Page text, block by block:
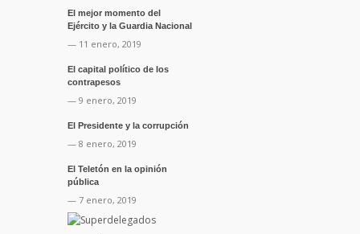
El mejor momento del
Ejército y la Guardia Nacional
— 11 enero, 2019
El capital político de los
contrapesos
— 9 enero, 2019
El Presidente y la corrupción
— 8 enero, 2019
El Teletón en la opinión
pública
— 7 enero, 2019